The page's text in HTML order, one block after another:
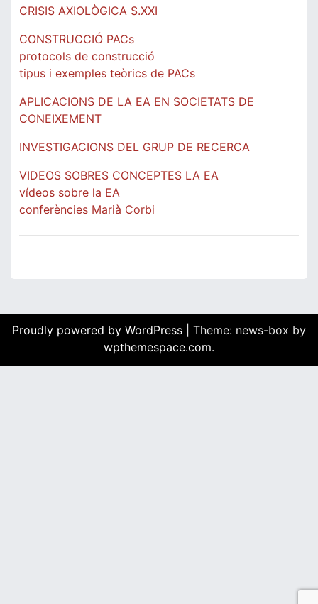
CRISIS AXIOLÒGICA S.XXI
CONSTRUCCIÓ PACs
protocols de construcció
tipus i exemples teòrics de PACs
APLICACIONS DE LA EA EN SOCIETATS DE
CONEIXEMENT
INVESTIGACIONS DEL GRUP DE RECERCA
VIDEOS SOBRES CONCEPTES LA EA
vídeos sobre la EA
conferències Marià Corbi
Proudly powered by WordPress
Theme: news-box by
wpthemespace.com.